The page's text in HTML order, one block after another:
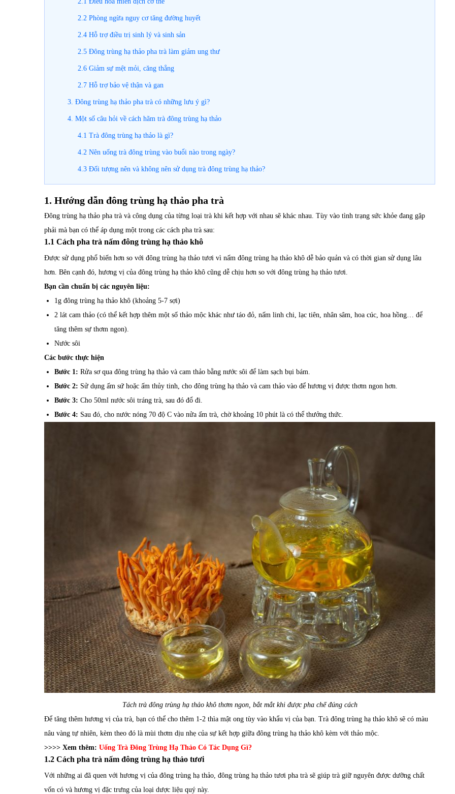
2.2 Phòng ngừa nguy cơ tăng đường huyết
2.4 Hỗ trợ điều trị sinh lý và sinh sản
2.5 Đông trùng hạ thảo pha trà làm giảm ung thư
2.6 Giảm sự mệt mỏi, căng thẳng
2.7 Hỗ trợ bảo vệ thận và gan
3. Đông trùng hạ thảo pha trà có những lưu ý gì?
4. Một số câu hỏi về cách hãm trà đông trùng hạ thảo
4.1 Trà đông trùng hạ thảo là gì?
4.2 Nên uống trà đông trùng vào buổi nào trong ngày?
4.3 Đối tượng nên và không nên sử dụng trà đông trùng hạ thảo?
1. Hướng dẫn đông trùng hạ thảo pha trà
Đông trùng hạ thảo pha trà và công dụng của từng loại trà khi kết hợp với nhau sẽ khác nhau. Tùy vào tình trạng sức khỏe đang gặp
phải mà bạn có thể áp dụng một trong các cách pha trà sau:
1.1 Cách pha trà nấm đông trùng hạ thảo khô
Được sử dụng phổ biến hơn so với đông trùng hạ thảo tươi vì nấm đông trùng hạ thảo khô dễ bảo quản và có thời gian sử dụng lâu
hơn. Bên cạnh đó, hương vị của đông trùng hạ thảo khô cũng dễ chịu hơn so với đông trùng hạ thảo tươi.
Bạn cần chuẩn bị các nguyên liệu:
1g đông trùng hạ thảo khô (khoảng 5-7 sợi)
2 lát cam thảo (có thể kết hợp thêm một số thảo mộc khác như táo đỏ, nấm linh chi, lạc tiên, nhân sâm, hoa cúc, hoa hồng… để
tăng thêm sự thơm ngon).
Nước sôi
Các bước thực hiện
Bước 1: Rửa sơ qua đông trùng hạ thảo và cam thảo bằng nước sôi để làm sạch bụi bám.
Bước 2: Sử dụng ấm sứ hoặc ấm thủy tinh, cho đông trùng hạ thảo và cam thảo vào để hương vị được thơm ngon hơn.
Bước 3: Cho 50ml nước sôi tráng trà, sau đó đổ đi.
Bước 4: Sau đó, cho nước nóng 70 độ C vào nửa ấm trà, chờ khoảng 10 phút là có thể thưởng thức.
Tách trà đông trùng hạ thảo khô thơm ngon, bắt mắt khi được pha chế đúng cách
Để tăng thêm hương vị của trà, bạn có thể cho thêm 1-2 thìa mật ong tùy vào khẩu vị của bạn. Trà đông trùng hạ thảo khô sẽ có màu
nâu vàng tự nhiên, kèm theo đó là mùi thơm dịu nhẹ của sự kết hợp giữa đông trùng hạ thảo khô kèm với thảo mộc.
>>>> Xem thêm: Uống Trà Đông Trùng Hạ Thảo Có Tác Dụng Gì?
1.2 Cách pha trà nấm đông trùng hạ thảo tươi
Với những ai đã quen với hương vị của đông trùng hạ thảo, đông trùng hạ thảo tươi pha trà sẽ giúp trà giữ nguyên được dưỡng chất
vốn có và hương vị đặc trưng của loại dược liệu quý này.